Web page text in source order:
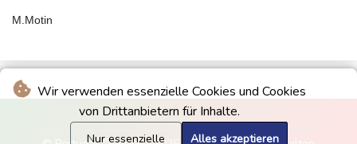
Wir verwenden essenzielle Cookies und Cookies
von Drittanbietern für Inhalte.
Nur essenzielle Alles akzeptieren
M.Motin